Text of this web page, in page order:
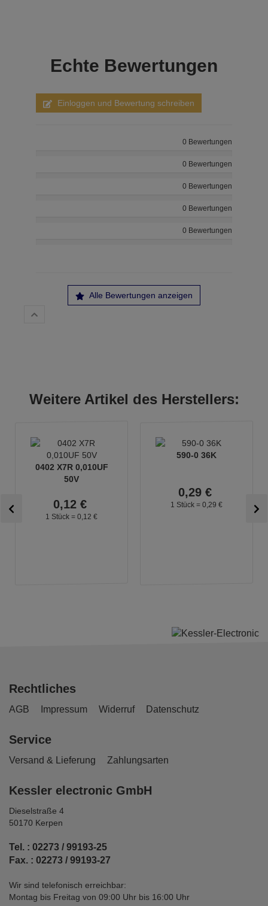
Echte Bewertungen
Einloggen und Bewertung schreiben
0 Bewertungen
0 Bewertungen
0 Bewertungen
0 Bewertungen
0 Bewertungen
Alle Bewertungen anzeigen
Weitere Artikel des Herstellers:
0402 X7R 0,010UF
50V
0,12 €
1 Stück = 0, 12 €
590-0 36K
0,29 €
1 Stück = 0, 29 €
Rechtliches
AGB Impressum Widerruf Datenschutz
Service
Versand & Lieferung Zahlungsarten
Kessler electronic GmbH
Dieselstraße 4
50170 Kerpen
Tel. : 02273 / 99193-25
Fax. : 02273 / 99193-27
Wir sind telefonisch erreichbar:
Montag bis Freitag von 09:00 Uhr bis 16:00 Uhr